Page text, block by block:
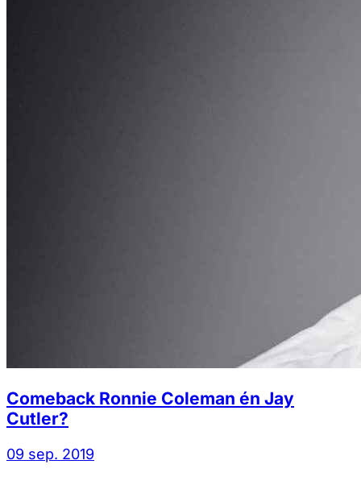
Comeback Ronnie Coleman én Jay
Cutler?
09 sep. 2019